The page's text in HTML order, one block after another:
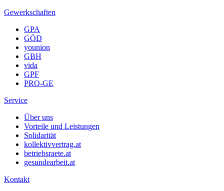
Gewerkschaften
GPA
GÖD
younion
GBH
vida
GPF
PRO-GE
Service
Über uns
Vorteile und Leistungen
Solidarität
kollektivvertrag.at
betriebsraete.at
gesundearbeit.at
Kontakt